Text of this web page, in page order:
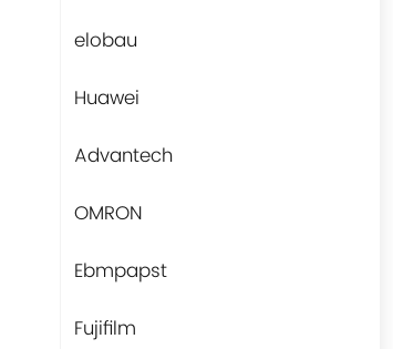
elobau
Huawei
Advantech
OMRON
Ebmpapst
Fujifilm